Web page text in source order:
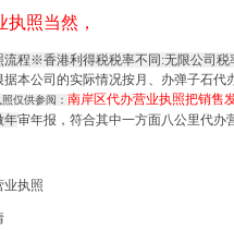
执照当然，
程※香港利得税税率不同:无限公司税
本公司的实际情况按月、办弹子石代
仅供参阅： 南岸区代办营业执照把销售发
年审年报，符合其中一方面八公里代办
业执照